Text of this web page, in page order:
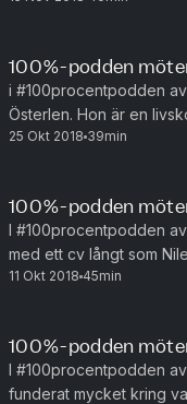
100%-podden
i #100procentpodden
Österlen. Hon är en
visionär och som älskar
25 Okt 2018 39min
100%-podden
I #100procentpodden
med ett cv långt som
mänsklighetens historia
11 Okt 2018 45min
100%-podden
I #100procentpodden
funderat mycket kring